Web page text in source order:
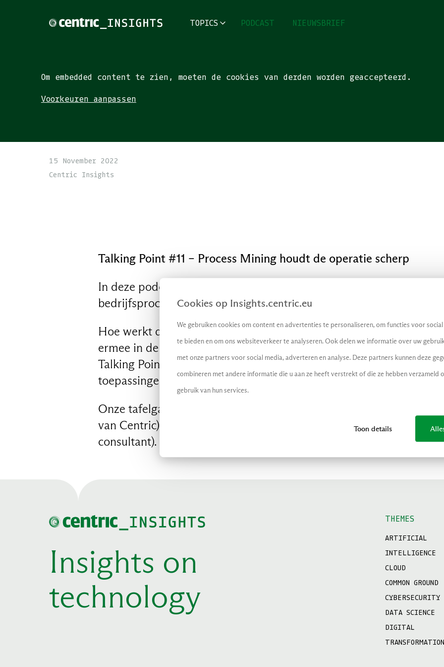
Cookies op Insights.centric.eu
We gebruiken cookies om content en advertenties te personaliseren, om functies voor
te bieden en om ons websiteverkeer te analyseren. Ook delen we informatie over uw
met onze partners voor social media, adverteren en analyse. Deze partners kunnen deze
combineren met andere informatie die u aan ze heeft verstrekt of die ze hebben verzameld
gebruik van hun services.
Toon details
TOPICS PODCAST NIEUWSBRIEF
Om embedded content te zien, moeten de cookies van derden worden geaccepteerd.
Voorkeuren aanpassen
15 November 2022
Centric Insights
Talking Point #11 – Process Mining houdt de operatie scherp
In deze podcast duiken we in de wereld van Process Mining, een
bedrijfsprocessen effectief en efficiënt worden gehouden.
Hoe werkt deze aanpak? Hoe zet je Process Mining slim in? En wat
ermee in de toekomst? We bespreken het tijdens onze nieuwe
Talking Point, de podcast van Centric Insights over actuele
toepassingen op het gebied van data en IT.
Onze tafelgasten zijn Frank de Nijs (enterprise innovator binnen het
van Centric), Sven Joosten (senior IT-auditor) en Arthur Vermeulen
consultant).
Insights on
technology
THEMES
ARTIFICIAL
INTELLIGENCE
CLOUD
COMMON GROUND
CYBERSECURITY
DATA SCIENCE
DIGITAL
TRANSFORMATION
THEMES
PODCAST
NIEUWSBRIEF